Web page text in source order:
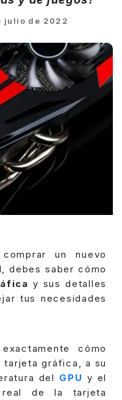
julio de 2022
un nuevo
debes saber cómo
y sus detalles
tus necesidades
cómo
tarjeta gráfica, a su
del GPU y el
real de la tarjeta